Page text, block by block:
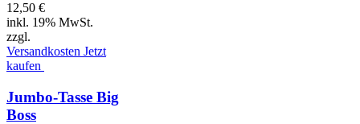
12,50 €
inkl. 19% MwSt.
zzgl.
Versandkosten Jetzt
kaufen
Jumbo-Tasse Big
Boss